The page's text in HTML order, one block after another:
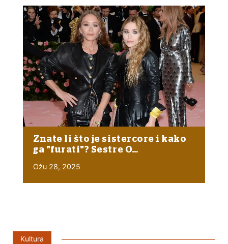
Znate li što je sistercore i kako
ga "furati"? Sestre O…
Ožu 28, 2025
Kultura